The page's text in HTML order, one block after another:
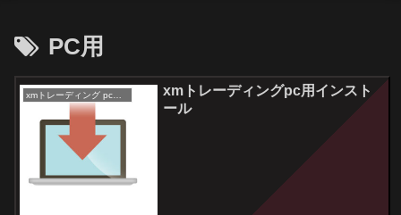
PC用
xmトレーディングpc用インスト
ール